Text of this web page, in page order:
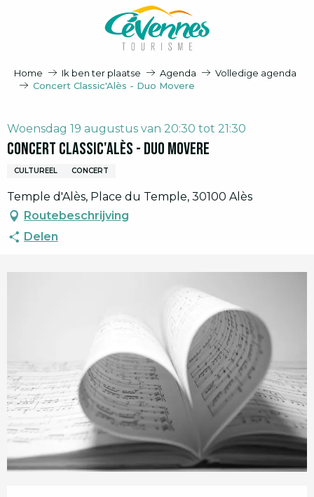
Home Ik ben ter plaatse Agenda
Volledige agenda
Concert Classic'Alès - Duo Movere
Woensdag 19 augustus van 20:30 tot 21:30
Concert Classic'Alès - Duo Movere
CULTUREEL CONCERT
Temple d'Alès, Place du Temple, 30100 Alès
Routebeschrijving
Delen